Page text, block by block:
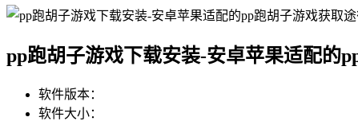
pp跑胡子游戏下载安装-安卓苹果适配的
软件版本：
软件大小：